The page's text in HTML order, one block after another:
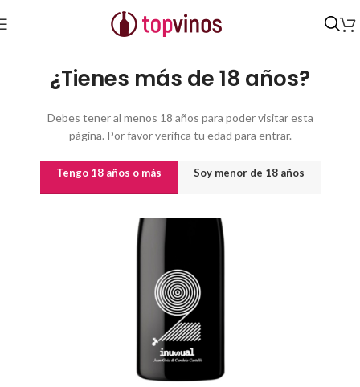
¿Tienes más de 18 años?
Debes tener al menos 18 años para poder visitar esta
página. Por favor verifica tu edad para entrar.
Tengo 18 años o más Soy menor de 18 años
Inicio Vinos por origen/COM. VALENCIANA D.O. Alicante